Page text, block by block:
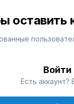
Войти
Есть аккаунт?